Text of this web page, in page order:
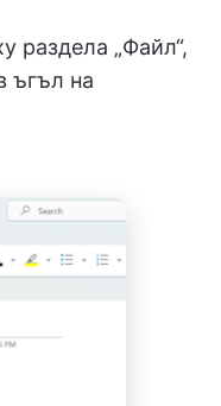
раздела „Файл“,
ъгъл на